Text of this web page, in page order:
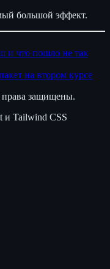
большой эффект.
и что пошло не так
на втором курсе
защищены.
и Tailwind CSS